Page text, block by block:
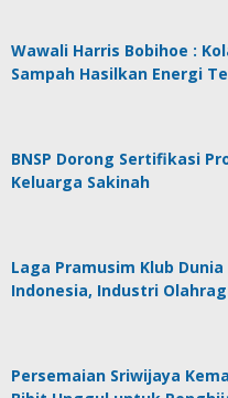
Wawali Harris Bobihoe :
Sampah Hasilkan Energi
BNSP Dorong Sertifikasi
Keluarga Sakinah
Laga Pramusim Klub
Indonesia, Industri
Persemaian Sriwijaya